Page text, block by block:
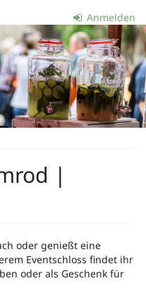
Anmelden
|
oder genießt eine
Eventschloss findet ihr
oder als Geschenk für